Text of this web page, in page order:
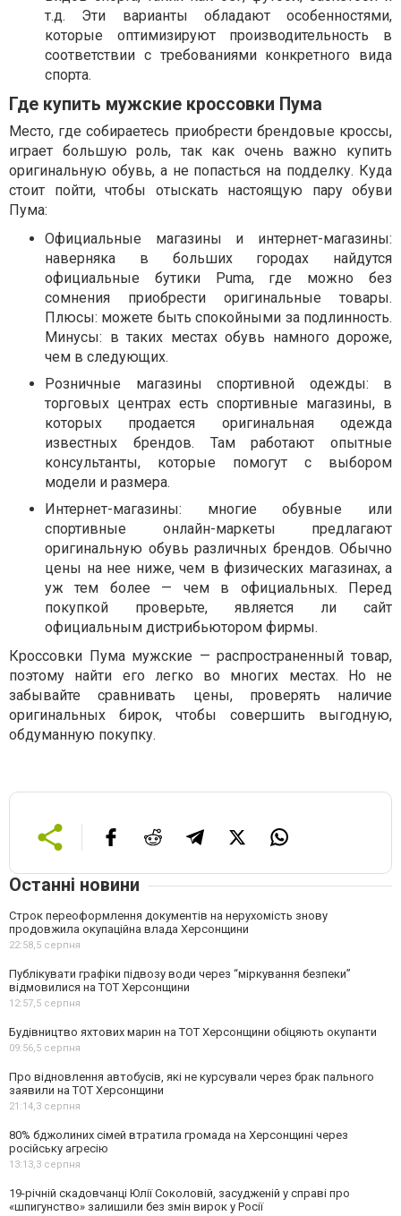
т.д. Эти варианты обладают особенностями,
которые оптимизируют производительность в
соответствии с требованиями конкретного вида
спорта.
Где купить мужские кроссовки Пума
Место, где собираетесь приобрести брендовые кроссы,
играет большую роль, так как очень важно купить
оригинальную обувь, а не попасться на подделку. Куда
стоит пойти, чтобы отыскать настоящую пару обуви
Пума:
Официальные магазины и интернет-магазины:
наверняка в больших городах найдутся
официальные бутики Puma, где можно без
сомнения приобрести оригинальные товары.
Плюсы: можете быть спокойными за подлинность.
Минусы: в таких местах обувь намного дороже,
чем в следующих.
Розничные магазины спортивной одежды: в
торговых центрах есть спортивные магазины, в
которых продается оригинальная одежда
известных брендов. Там работают опытные
консультанты, которые помогут с выбором
модели и размера.
Интернет-магазины: многие обувные или
спортивные онлайн-маркеты предлагают
оригинальную обувь различных брендов. Обычно
цены на нее ниже, чем в физических магазинах, а
уж тем более — чем в официальных. Перед
покупкой проверьте, является ли сайт
официальным дистрибьютором фирмы.
Кроссовки Пума мужские — распространенный товар,
поэтому найти его легко во многих местах. Но не
забывайте сравнивать цены, проверять наличие
оригинальных бирок, чтобы совершить выгодную,
обдуманную покупку.
Останні новини
Строк переоформлення документів на нерухомість знову
продовжила окупаційна влада Херсонщини
22:58,5 серпня
Публікувати графіки підвозу води через “міркування безпеки”
відмовилися на ТОТ Херсонщини
12:57,5 серпня
Будівництво яхтових марин на ТОТ Херсонщини обіцяють окупанти
09:56,5 серпня
Про відновлення автобусів, які не курсували через брак пального
заявили на ТОТ Херсонщини
21:14,3 серпня
80% бджолиних сімей втратила громада на Херсонщині через
російську агресію
13:13,3 серпня
19-річній скадовчанці Юлії Соколовій, засудженій у справі про
«шпигунство» залишили без змін вирок у Росії